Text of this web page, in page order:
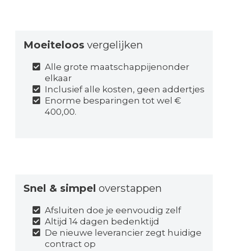
Moeiteloos vergelijken
Alle grote maatschappijenonder
elkaar
Inclusief alle kosten, geen addertjes
Enorme besparingen tot wel €
400,00.
Snel & simpel overstappen
Afsluiten doe je eenvoudig zelf
Altijd 14 dagen bedenktijd
De nieuwe leverancier zegt huidige
contract op